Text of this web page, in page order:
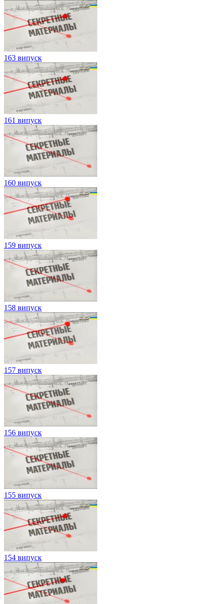
163 випуск
161 випуск
160 випуск
159 випуск
158 випуск
157 випуск
156 випуск
155 випуск
154 випуск